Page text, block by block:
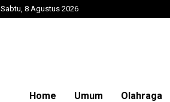
Sabtu, 8 Agustus 2026
Home Umum Olahraga